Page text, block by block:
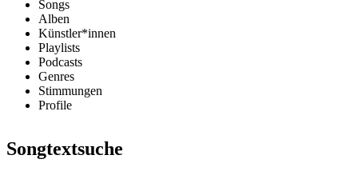
Songs
Alben
Künstler*innen
Playlists
Podcasts
Genres
Stimmungen
Profile
Songtextsuche